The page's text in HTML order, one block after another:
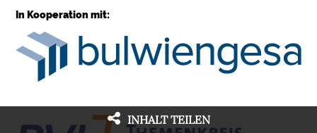
In Kooperation mit:
INHALT TEILEN